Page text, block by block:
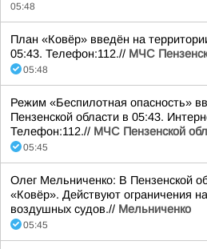
05:48
План «Ковёр» введён на
05:43. Телефон:112.// МЧС
05:48
Режим «Беспилотная опасность»
Пензенской области в 05:43.
Телефон:112.// МЧС Пензенской
05:45
Олег Мельниченко: В Пензенской
«Ковёр». Действуют ограничения
воздушных судов.// Мельниченко
05:45